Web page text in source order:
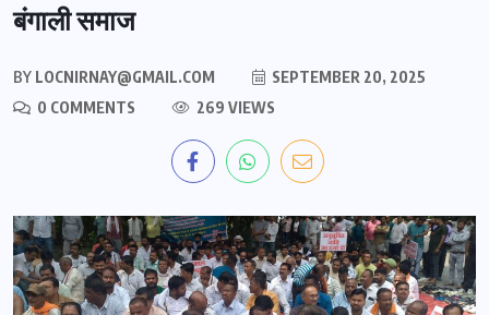
बंगाली समाज
BY LOCNIRNAY@GMAIL.COM
SEPTEMBER 20, 2025
0 COMMENTS
269 VIEWS